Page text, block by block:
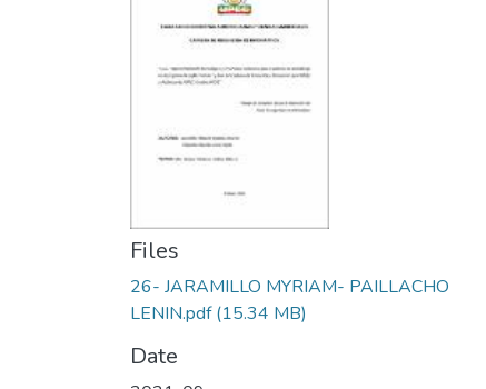
Files
26- JARAMILLO MYRIAM- PAILLACHO
LENIN.pdf(15.34 MB)
Date